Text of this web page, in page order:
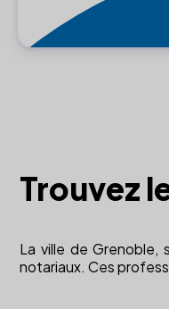
Trouvez
La ville de
notariaux. Ces